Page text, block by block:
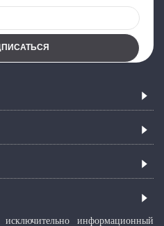
информационный